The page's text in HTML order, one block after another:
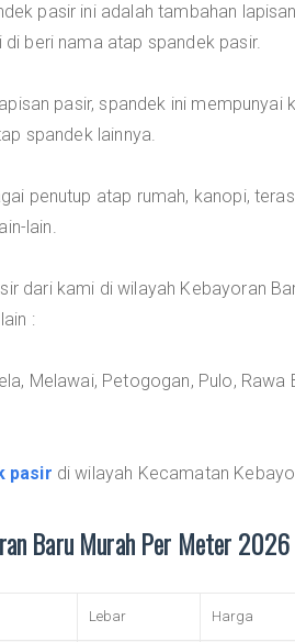
pasir ini adalah tambahan
beri nama atap spandek pasir.
pasir, spandek ini mempunyai
spandek lainnya.
penutup atap rumah, kanopi,
lain.
dari kami di wilayah Kebayoran
:
Melawai, Petogogan, Pulo, Rawa
pasir di wilayah Kecamatan
Baru Murah Per Meter 2026
Lebar Harga